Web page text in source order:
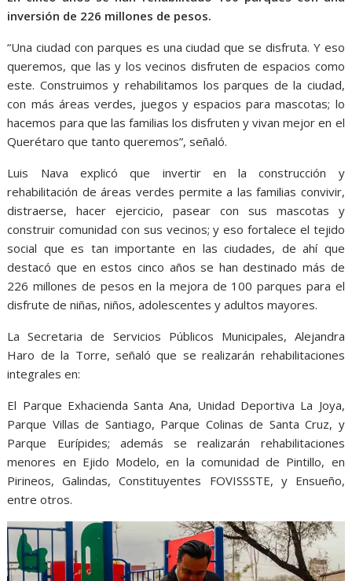
inversión de 226 millones de pesos.
“Una ciudad con parques es una ciudad que se disfruta. Y eso
queremos, que las y los vecinos disfruten de espacios como
este. Construimos y rehabilitamos los parques de la ciudad,
con más áreas verdes, juegos y espacios para mascotas; lo
hacemos para que las familias los disfruten y vivan mejor en el
Querétaro que tanto queremos”, señaló.
Luis Nava explicó que invertir en la construcción y
rehabilitación de áreas verdes permite a las familias convivir,
distraerse, hacer ejercicio, pasear con sus mascotas y
construir comunidad con sus vecinos; y eso fortalece el tejido
social que es tan importante en las ciudades, de ahí que
destacó que en estos cinco años se han destinado más de
226 millones de pesos en la mejora de 100 parques para el
disfrute de niñas, niños, adolescentes y adultos mayores.
La Secretaria de Servicios Públicos Municipales, Alejandra
Haro de la Torre, señaló que se realizarán rehabilitaciones
integrales en:
El Parque Exhacienda Santa Ana, Unidad Deportiva La Joya,
Parque Villas de Santiago, Parque Colinas de Santa Cruz, y
Parque Eurípides; además se realizarán rehabilitaciones
menores en Ejido Modelo, en la comunidad de Pintillo, en
Pirineos, Galindas, Constituyentes FOVISSSTE, y Ensueño,
entre otros.